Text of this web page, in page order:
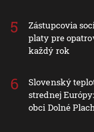
Zástupcovia
platy pre
každý rok
Slovenský
strednej
obci Dolné